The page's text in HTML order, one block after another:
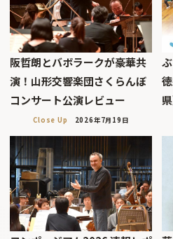
阪哲朗とバボラークが豪華共
演！山形交響楽団さくらんぼ
コンサート公演レビュー
Close Up 2026年7月19日